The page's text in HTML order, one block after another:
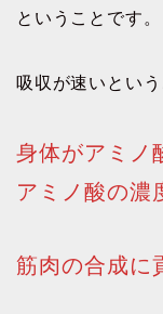
ということです。
吸収が速いとい
身体がアミノ
アミノ酸の濃
筋肉の合成に